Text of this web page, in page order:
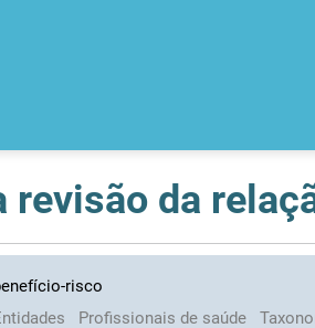
revisão da
risco
Profissionais de saúde